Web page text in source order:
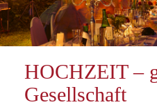
HOCHZEIT –
Gesellschaft